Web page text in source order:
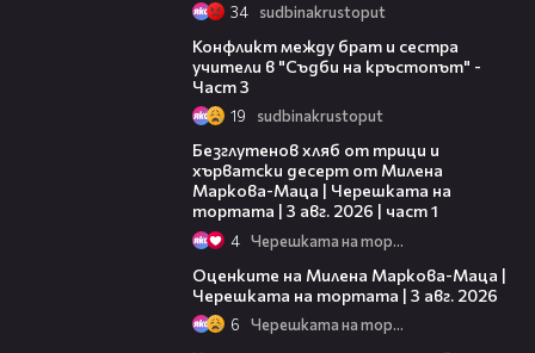
34 sudbinakrustoput
Конфликт между брат и сестра
учители в "Съдби на кръстопът" -
Част 3
19 sudbinakrustoput
Безглутенов хляб от трици и
хърватски десерт от Милена
Маркова-Маца | Черешката на
тортата | 3 авг. 2026 | част 1
4 Черешката на тортата
Оценките на Милена Маркова-Маца |
Черешката на тортата | 3 авг. 2026
6 Черешката на тортата